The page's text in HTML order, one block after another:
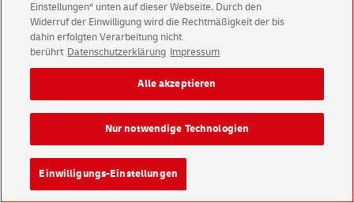
Postlagernd
DerService"Postlagernd" bietet die Möglichkeit, sich
Briefsendungen an ausgewählte Filialen senden zu
lassen.
Postrückläufer-Management
Ganzheitliche Retourenbearbeitung aus einer Hand.
Einstellungen“ unten auf dieser Webseite. Durch den
Widerruf der Einwilligung wird die Rechtmäßigkeit der bis
dahin erfolgten Verarbeitung nicht
berührt Datenschutzerklärung Impressum
Einwilligungs-Einstellungen
Nur notwendige Technologien
Alle akzeptieren